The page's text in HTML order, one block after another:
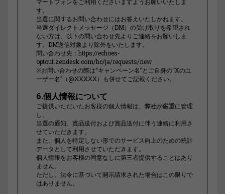
す。
当選に関するお問い合わせにはお答えいたしかねます。
当選ダイレクトメッセージ（DM）の受け取りを希望され
ない方は、以下の問い合わせ先よりご連絡をお願いしま
す。DM送信対象より除外をいたします。
問い合わせ先：https://echoes-
optout.zendesk.com/hc/ja/requests/new
※お問い合わせの際は“キャンペーン名”とご自身の“Xのユ
ーザー名”（@XXXXX）も併せてご記載ください。
6.個人情報について
ご提供いただいたお客様の個人情報は、弊社が厳重に管理
し、
当選の通知、賞品送付および賞品送付に伴う連絡に利用さ
せていただきます。
また、個人を特定しない形でのサービス向上のための統計
データとして利用させていただきます。
個人情報をお客様の同意なしに第三者提供することはあり
ません。
ただし、法令に基づいて開示請求された場合はこの限りで
はありません。